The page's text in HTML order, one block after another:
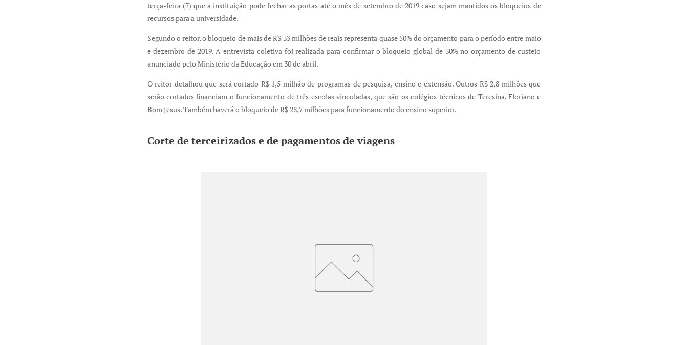
terça-feira (7) que a instituição pode fechar as portas até o mês de setembro de 2019 caso sejam mantidos os bloqueios de
recursos para a universidade.
Segundo o reitor, o bloqueio de mais de R$ 33 milhões de reais representa quase 50% do orçamento para o período entre maio
e dezembro de 2019. A entrevista coletiva foi realizada para confirmar o bloqueio global de 30% no orçamento de custeio
anunciado pelo Ministério da Educação em 30 de abril.
O reitor detalhou que será cortado R$ 1,5 milhão de programas de pesquisa, ensino e extensão. Outros R$ 2,8 milhões que
serão cortados financiam o funcionamento de três escolas vinculadas, que são os colégios técnicos de Teresina, Floriano e
Bom Jesus. Também haverá o bloqueio de R$ 28,7 milhões para funcionamento do ensino superior.
Corte de terceirizados e de pagamentos de viagens